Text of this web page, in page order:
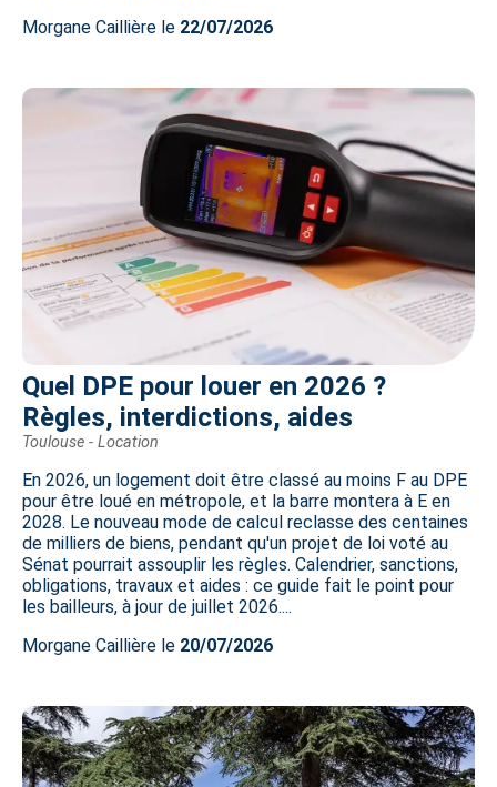
Morgane Caillière le 22/07/2026
Quel DPE pour louer en 2026 ?
Règles, interdictions, aides
Toulouse - Location
En 2026, un logement doit être classé au moins F au DPE
pour être loué en métropole, et la barre montera à E en
2028. Le nouveau mode de calcul reclasse des centaines
de milliers de biens, pendant qu'un projet de loi voté au
Sénat pourrait assouplir les règles. Calendrier, sanctions,
obligations, travaux et aides : ce guide fait le point pour
les bailleurs, à jour de juillet 2026....
Morgane Caillière le 20/07/2026